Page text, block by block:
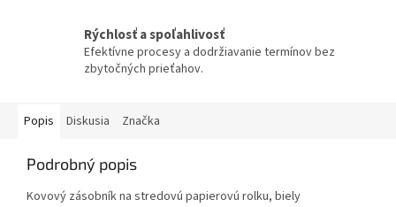
Rýchlosť a spoľahlivosť
Efektívne procesy a dodržiavanie termínov bez
zbytočných prieťahov.
Popis Diskusia Značka
Podrobný popis
Kovový zásobník na stredovú papierovú rolku, biely